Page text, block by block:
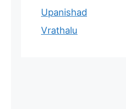
Upanishad
Vrathalu